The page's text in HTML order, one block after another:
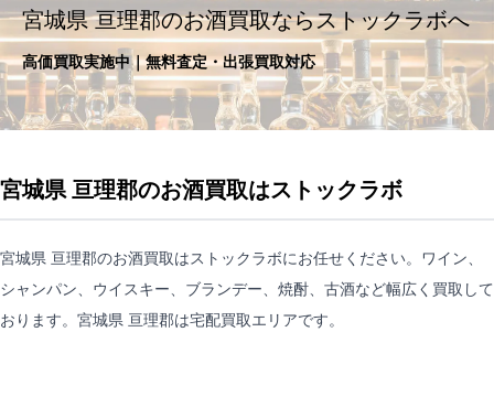
宮城県 亘理郡のお酒買取ならストックラボへ
高価買取実施中｜無料査定・出張買取対応
宮城県 亘理郡のお酒買取はストックラボ
宮城県 亘理郡のお酒買取はストックラボにお任せください。ワイン、
シャンパン、ウイスキー、ブランデー、焼酎、古酒など幅広く買取して
おります。宮城県 亘理郡は宅配買取エリアです。